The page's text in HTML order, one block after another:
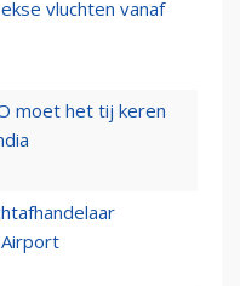
vluchten vanaf
moet het tij keren